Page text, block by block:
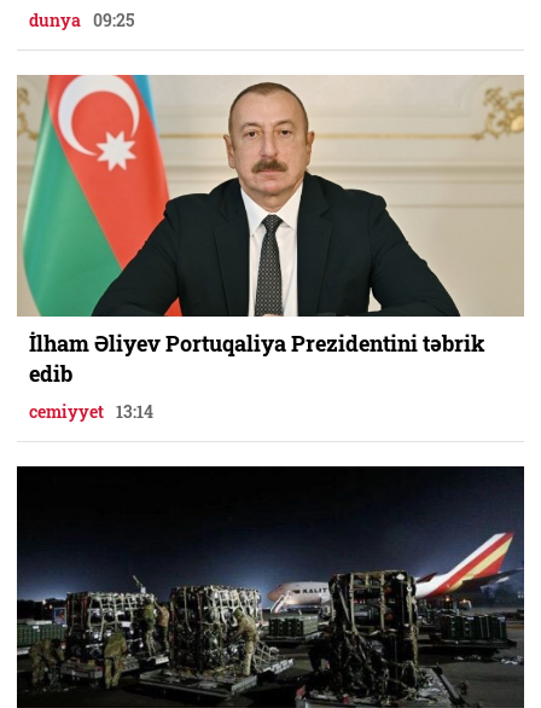
dunya 09:25
İlham Əliyev Portuqaliya Prezidentini təbrik
edib
cemiyyet 13:14